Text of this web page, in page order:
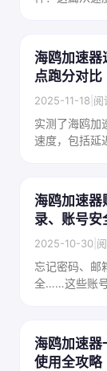
海鸥加速器
点跑分对比
2025-11-18 阅
实测了海鸥加
速度，包括延
海鸥加速器
录、账号安
2025-10-30
忘记密码、邮
全……这些账
海鸥加速器
使用全攻略